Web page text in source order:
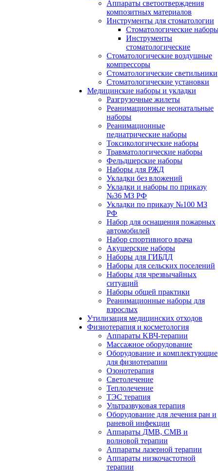
Аппараты светоотверждения
композитных материалов
Инструменты для стоматологии
Стоматологические
Инструменты
стоматологические
Стоматологические воздушные
компрессоры
Стоматологические светильники
Стоматологические установки
Медицинские наборы и укладки
Разгрузочные жилеты
Реанимационные неонатальные
наборы
Реанимационные
педиатрические наборы
Токсикологические наборы
Травматологические наборы
Фельдшерские наборы
Наборы для РЖД
Укладки без вложений
Укладки и наборы по приказу
№36 МЗ РФ
Укладки по приказу №100 МЗ
РФ
Набор для оснащения пожарных
автомобилей
Набор спортивного врача
Акушерские наборы
Наборы для ГИБДД
Наборы для сельских поселений
Наборы для чрезвычайных
ситуаций
Наборы общей практики
Реанимационные наборы для
взрослых
Утилизация медицинских отходов
Физиотерапия и косметология
Аппараты KВЧ-терапии
Массажное оборудование
Оборудование и комплектующие
для физиотерапии
Озонотерапия
Светолечение
Теплолечение
ТЭС терапия
Ультразвуковая терапия
Оборудование для лечения ран и
раневой инфекции
Аппараты ДМВ, СМВ и
волновой терапии
Аппараты лазерной терапии
Аппараты низкочастотной
терапии